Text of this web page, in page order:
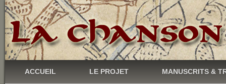
ACCUEIL LE PROJET MANUSCRITS &